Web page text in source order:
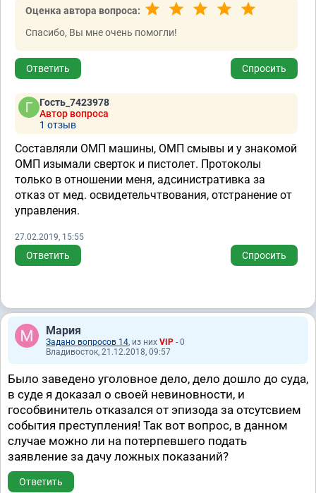
Оценка автора вопроса:
Спасибо, Вы мне очень помогли!
Ответить Спросить
Гость_7423978
Автор вопроса
1 отзыв
Составляли ОМП машины, ОМП смывы и у знакомой
ОМП изымали сверток и пистолет. Протоколы
только в отношении меня, адсинистративка за
отказ от мед. освидетельчтвования, отстранение от
управления.
27.02.2019, 15:55
Ответить Спросить
Мария
Задано вопросов 14, из них VIP - 0
Владивосток, 21.12.2018, 09:57
Было заведено уголовное дело, дело дошло до суда,
в суде я доказал о своей невиновности, и
гособвинитель отказался от эпизода за отсутсвием
события преступления! Так вот вопрос, в данном
случае можно ли на потерпевшего подать
заявление за дачу ложных показаний?
Ответить